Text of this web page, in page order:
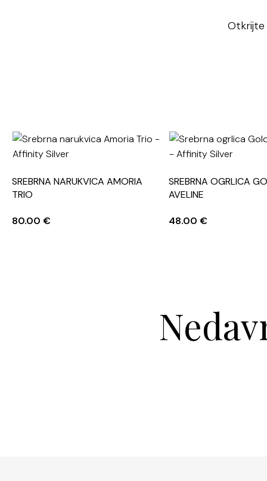
Otkrijte
SREBRNA NARUKVICA AMORIA
TRIO
80.00 €
SREBRNA OGRLICA
AVELINE
48.00 €